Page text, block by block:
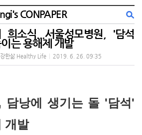
CONPAPER
희소식...서울성모병원, '담석
는 용해제 개발
한삶 Healthy Life 2019. 6. 26. 09:35
담낭에 생기는 돌 '담석'
개발